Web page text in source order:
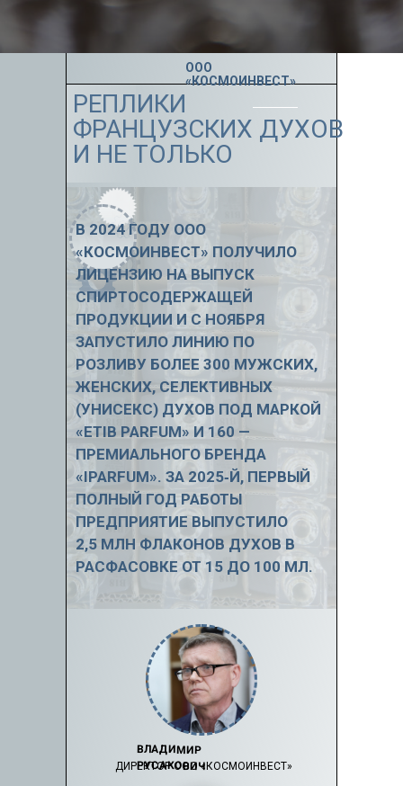
ВЛАДИМИР
РУСАКОВИЧ
РЕПЛИКИ
ФРАНЦУЗСКИХ ДУХОВ
И НЕ ТОЛЬКО
ООО
«КОСМОИНВЕСТ»
ДИРЕКТОР ООО «КОСМОИНВЕСТ»
В 2024 ГОДУ ООО
«КОСМОИНВЕСТ» ПОЛУЧИЛО
ЛИЦЕНЗИЮ НА ВЫПУСК
СПИРТОСОДЕРЖАЩЕЙ
ПРОДУКЦИИ И С НОЯБРЯ
ЗАПУСТИЛО ЛИНИЮ ПО
РОЗЛИВУ БОЛЕЕ 300 МУЖСКИХ,
ЖЕНСКИХ, СЕЛЕКТИВНЫХ
(УНИСЕКС) ДУХОВ ПОД МАРКОЙ
«ETIB PARFUM» И 160 —
ПРЕМИАЛЬНОГО БРЕНДА
«IPARFUM». ЗА 2025‑Й, ПЕРВЫЙ
ПОЛНЫЙ ГОД РАБОТЫ
ПРЕДПРИЯТИЕ ВЫПУСТИЛО
2,5 МЛН ФЛАКОНОВ ДУХОВ В
РАСФАСОВКЕ ОТ 15 ДО 100 МЛ.